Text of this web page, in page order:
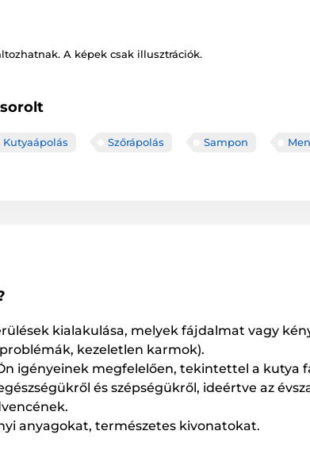
A képek csak illusztrációk.
Kutyaápolás Szőrápolás Sampon
kialakulása, melyek fájdalmat vagy
kezeletlen karmok).
igényeinek megfelelően, tekintettel a kutya
és szépségükről, ideértve az
anyagokat, természetes kivonatokat.